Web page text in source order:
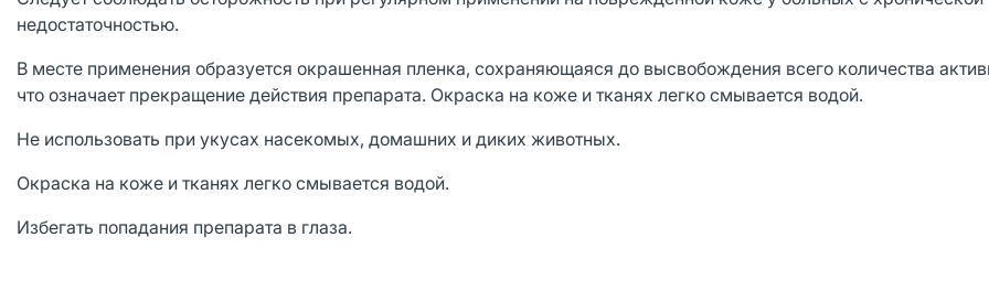
недостаточностью.
В месте применения образуется окрашенная пленка, сохраняющаяся до высвобождения всего количества
что означает прекращение действия препарата. Окраска на коже и тканях легко смывается водой.
Не использовать при укусах насекомых, домашних и диких животных.
Окраска на коже и тканях легко смывается водой.
Избегать попадания препарата в глаза.